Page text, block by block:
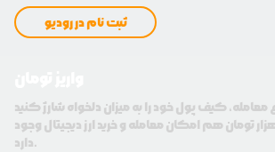
ثبت نام در رودیو
رودیو حتی با 100 هزار تومان هم امکان معامله و خرید ارز دیجیتال وجود
دارد.